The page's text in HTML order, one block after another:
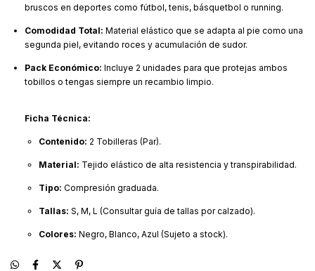
bruscos en deportes como fútbol, tenis, básquetbol o running.
Comodidad Total: Material elástico que se adapta al pie como una
segunda piel, evitando roces y acumulación de sudor.
Pack Económico: Incluye 2 unidades para que protejas ambos
tobillos o tengas siempre un recambio limpio.
Ficha Técnica:
Contenido: 2 Tobilleras (Par).
Material: Tejido elástico de alta resistencia y transpirabilidad.
Tipo: Compresión graduada.
Tallas: S, M, L (Consultar guía de tallas por calzado).
Colores: Negro, Blanco, Azul (Sujeto a stock).